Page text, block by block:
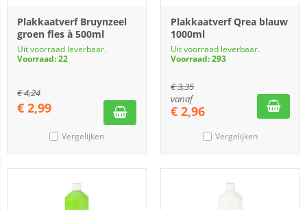
Plakkaatverf Bruynzeel
groen fles à 500ml
Uit voorraad leverbaar.
Voorraad: 22
€4,24
€ 2,99
Vergelijken
Plakkaatverf Qrea blauw
1000ml
Uit voorraad leverbaar.
Voorraad: 293
€3,35
vanaf
€ 2,96
Vergelijken